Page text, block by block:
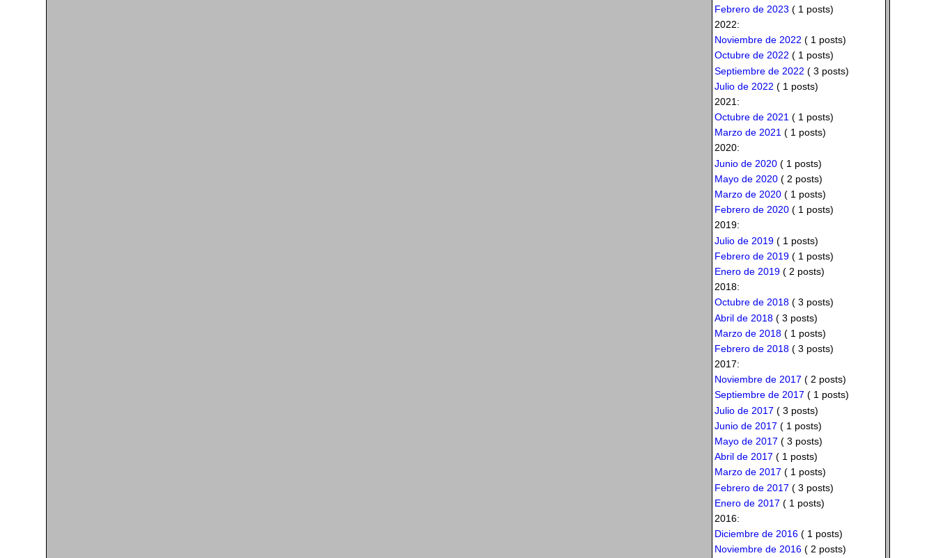
Febrero de 2023 ( 1 posts)
2022:
Noviembre de 2022 ( 1 posts)
Octubre de 2022 ( 1 posts)
Septiembre de 2022 ( 3 posts)
Julio de 2022 ( 1 posts)
2021:
Octubre de 2021 ( 1 posts)
Marzo de 2021( 1 posts)
2020:
Junio de 2020( 1 posts)
Mayo de 2020( 2 posts)
Marzo de 2020( 1 posts)
Febrero de 2020( 1 posts)
2019:
Julio de 2019( 1 posts)
Febrero de 2019( 1 posts)
Enero de 2019( 2 posts)
2018:
Octubre de 2018( 3 posts)
Abril de 2018( 3 posts)
Marzo de 2018( 1 posts)
Febrero de 2018( 3 posts)
2017:
Noviembre de 2017 ( 2 posts)
Septiembre de 2017 ( 1 posts)
Julio de 2017 ( 3 posts)
Junio de 2017 ( 1 posts)
Mayo de 2017 ( 3 posts)
Abril de 2017 ( 1 posts)
Marzo de 2017 ( 1 posts)
Febrero de 2017 ( 3 posts)
Enero de 2017 ( 1 posts)
2016:
Diciembre de 2016( 1 posts)
Noviembre de 2016( 2 posts)